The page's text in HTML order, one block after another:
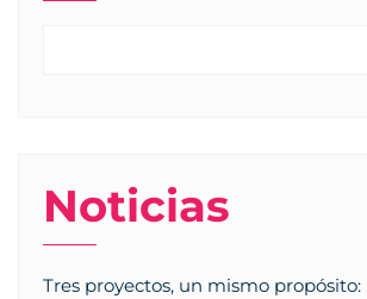
Noticias
Tres proyectos, un mismo